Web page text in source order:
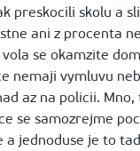
preskocili skolu a
ani z procenta
se okamzite
nemaji vymluvu
az na policii.
se samozrejme
a jednoduse je to